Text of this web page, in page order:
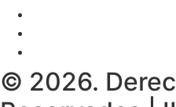
© 2026.